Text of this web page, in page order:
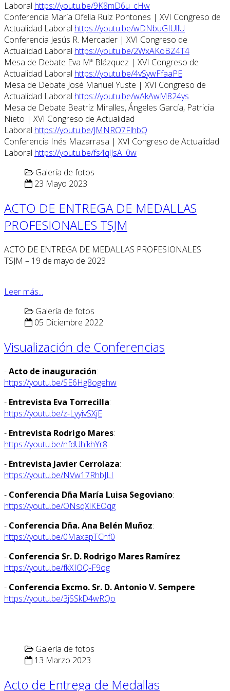
Laboral https://youtu.be/9K8mD6u_cHw
Conferencia María Ofelia Ruiz Pontones | XVI Congreso de
Actualidad Laboral https://youtu.be/wDNbuGIUllU
Conferencia Jesús R. Mercader | XVI Congreso de
Actualidad Laboral https://youtu.be/2WxAKoBZ4T4
Mesa de Debate Eva Mª Blázquez | XVI Congreso de
Actualidad Laboral https://youtu.be/4vSywFfaaPE
Mesa de Debate José Manuel Yuste | XVI Congreso de
Actualidad Laboral https://youtu.be/wAkAwM824ys
Mesa de Debate Beatriz Miralles, Ángeles García, Patricia
Nieto | XVI Congreso de Actualidad
Laboral https://youtu.be/JMNRO7FlhbQ
Conferencia Inés Mazarrasa | XVI Congreso de Actualidad
Laboral https://youtu.be/fs4qlJsA_0w
Galería de fotos
23 Mayo 2023
ACTO DE ENTREGA DE MEDALLAS
PROFESIONALES TSJM
ACTO DE ENTREGA DE MEDALLAS PROFESIONALES
TSJM – 19 de mayo de 2023
Leer más...
Galería de fotos
05 Diciembre 2022
Visualización de Conferencias
-Acto de inauguración:
https://youtu.be/SE6Hg8ogehw
- Entrevista Eva Torrecilla:
https://youtu.be/z-LyyivSXjE
- Entrevista Rodrigo Mares:
https://youtu.be/nfdUhikhYr8
- Entrevista Javier Cerrolaza:
https://youtu.be/NVw17RhbJLI
- Conferencia Dña María Luisa Segoviano:
https://youtu.be/ONsqXlKEOqg
- Conferencia Dña. Ana Belén Muñoz:
https://youtu.be/0MaxapTChf0
- Conferencia Sr. D. Rodrigo Mares Ramírez:
https://youtu.be/fkXIOQ-F9og
- Conferencia Excmo. Sr. D. Antonio V. Sempere:
https://youtu.be/3jSSkD4wRQo
Galería de fotos
13 Marzo 2023
Acto de Entrega de Medallas